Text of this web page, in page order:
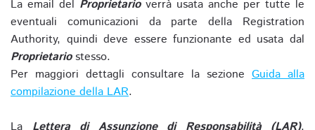
La email del Proprietarioverrà usata anche per tutte le
eventuali comunicazioni da parte della Registration
Authority, quindi deve essere funzionante ed usata dal
Proprietariostesso.
Per maggiori dettagli consultare la sezione Guida alla
compilazione della LAR.